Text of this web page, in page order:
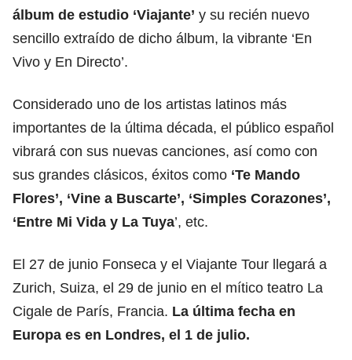
álbum de estudio ‘Viajante’ y su recién nuevo
sencillo extraído de dicho álbum, la vibrante ‘En
Vivo y En Directo’.
Considerado uno de los artistas latinos más
importantes de la última década, el público español
vibrará con sus nuevas canciones, así como con
sus grandes clásicos, éxitos como ‘Te Mando
Flores’, ‘Vine a Buscarte’, ‘Simples Corazones’,
‘Entre Mi Vida y La Tuya’, etc.
El 27 de junio Fonseca y el Viajante Tour llegará a
Zurich, Suiza, el 29 de junio en el mítico teatro La
Cigale de París, Francia. La última fecha en
Europa es en Londres, el 1 de julio.